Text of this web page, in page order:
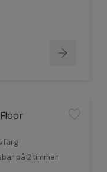
på 2 timmar